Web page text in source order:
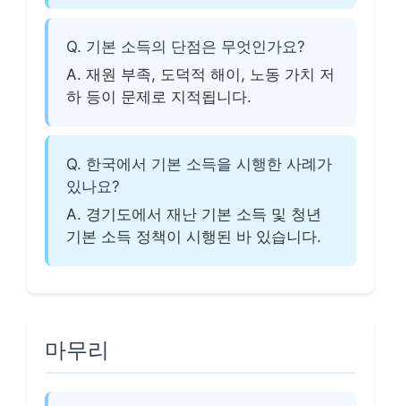
Q. 기본 소득의 단점은 무엇인가요?
A. 재원 부족, 도덕적 해이, 노동 가치 저
하 등이 문제로 지적됩니다.
Q. 한국에서 기본 소득을 시행한 사례가
있나요?
A. 경기도에서 재난 기본 소득 및 청년
기본 소득 정책이 시행된 바 있습니다.
마무리